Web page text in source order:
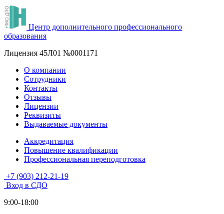
Центр дополнительного профессионального
образования
Лицензия 45Л01 №0001171
О компании
Сотрудники
Контакты
Отзывы
Лицензии
Реквизиты
Выдаваемые документы
Аккредитация
Повышение квалификации
Профессиональная переподготовка
+7 (903) 212-21-19
Вход в СДО
9:00-18:00